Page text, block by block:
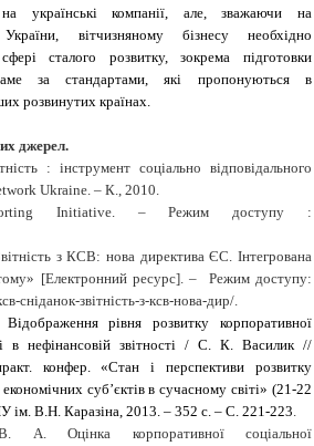
українські компанії, але, зважаючи на
вітчизняному бізнесу необхідно
сталого розвитку, зокрема підготовки
саме за стандартами, які пропонуються в
розвинутих країнах.
джерел.
: інструмент соціально відповідального
Ukraine. – К., 2010.
Initiative. –Режим доступу :
з КСВ: нова директива ЄС. Інтегрована
[Електронний ресурс]. – Режим доступу:
сніданок-звітність-з-ксв-нова-дир/.
рівня розвитку корпоративної
в нефінансовій звітності / С. К. Василик //
конфер. «Стан і перспективи розвитку
економічних суб’єктів в сучасному світі» (21-22
ім. В.Н. Каразіна, 2013. – 352 с. – С. 221-223.
А. Оцінка корпоративної соціальної